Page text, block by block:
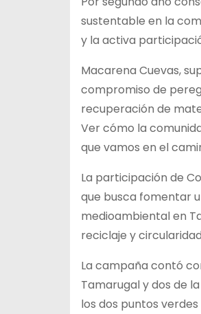
sustentable en la
y la activa
Macarena Cuevas,
compromiso de
recuperación de
Ver cómo la
que vamos en el
La participación de
que busca fomentar
medioambiental en
reciclaje y
La campaña contó
Tamarugal y dos de
los dos puntos